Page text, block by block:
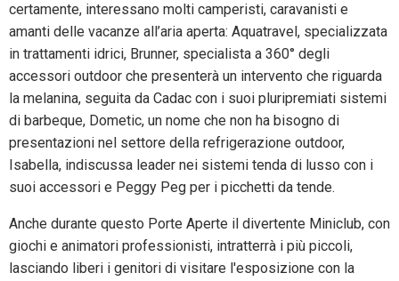
certamente, interessano molti camperisti, caravanisti e
amanti delle vacanze all’aria aperta: Aquatravel, specializzata
in trattamenti idrici, Brunner, specialista a 360° degli
accessori outdoor che presenterà un intervento che riguarda
la melanina, seguita da Cadac con i suoi pluripremiati sistemi
di barbeque, Dometic, un nome che non ha bisogno di
presentazioni nel settore della refrigerazione outdoor,
Isabella, indiscussa leader nei sistemi tenda di lusso con i
suoi accessori e Peggy Peg per i picchetti da tende.
Anche durante questo Porte Aperte il divertente Miniclub, con
giochi e animatori professionisti, intratterrà i più piccoli,
lasciando liberi i genitori di visitare l'esposizione con la